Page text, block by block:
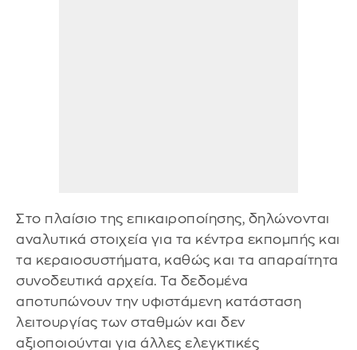
Στο πλαίσιο της επικαιροποίησης, δηλώνονται
αναλυτικά στοιχεία για τα κέντρα εκπομπής και
τα κεραιοσυστήματα, καθώς και τα απαραίτητα
συνοδευτικά αρχεία. Τα δεδομένα
αποτυπώνουν την υφιστάμενη κατάσταση
λειτουργίας των σταθμών και δεν
αξιοποιούνται για άλλες ελεγκτικές